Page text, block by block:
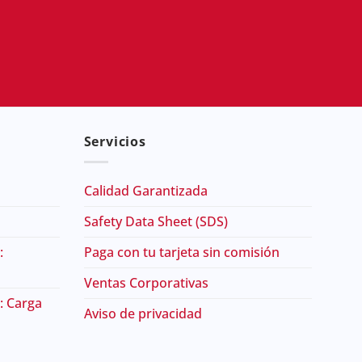
Carga
Servicios
Calidad Garantizada
Safety Data Sheet (SDS)
Paga con tu tarjeta sin comisión
Ventas Corporativas
Aviso de privacidad